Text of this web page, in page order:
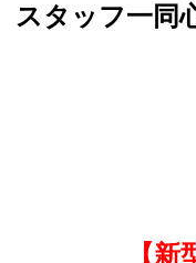
スタッフ一同
【新